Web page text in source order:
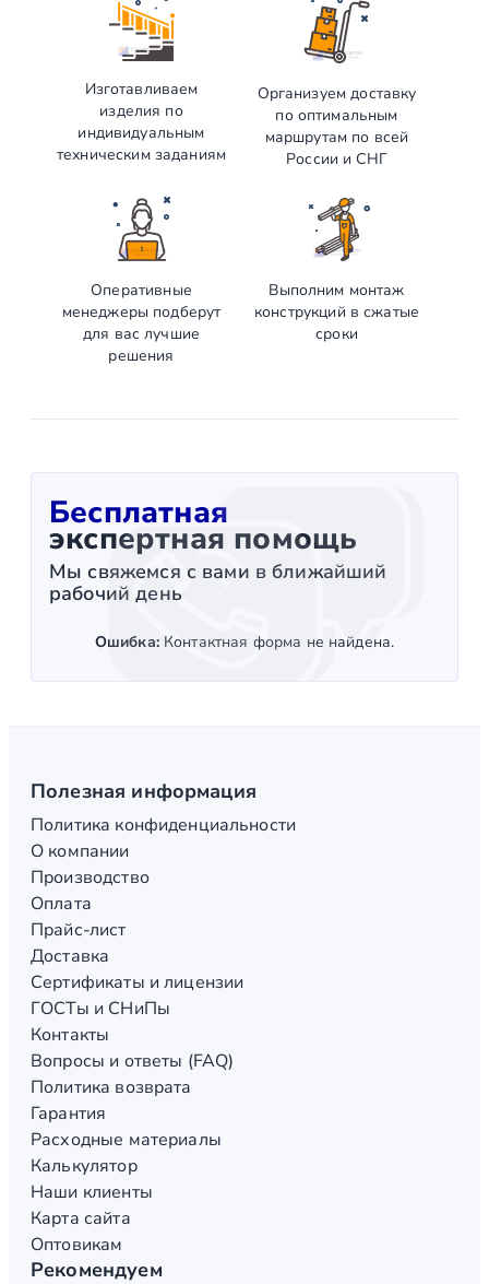
Изготавливаем
изделия по
индивидуальным
техническим заданиям
Организуем доставку
по оптимальным
маршрутам по всей
России и СНГ
Оперативные
менеджеры подберут
для вас лучшие
решения
Выполним монтаж
конструкций в сжатые
сроки
Бесплатная
экспертная помощь
Мы свяжемся с вами в ближайший
рабочий день
Ошибка:Контактная форма не найдена.
Полезная информация
Политика конфиденциальности
О компании
Производство
Оплата
Прайс-лист
Доставка
Сертификаты и лицензии
ГОСТы и СНиПы
Контакты
Вопросы и ответы (FAQ)
Политика возврата
Гарантия
Расходные материалы
Калькулятор
Наши клиенты
Карта сайта
Оптовикам
Рекомендуем